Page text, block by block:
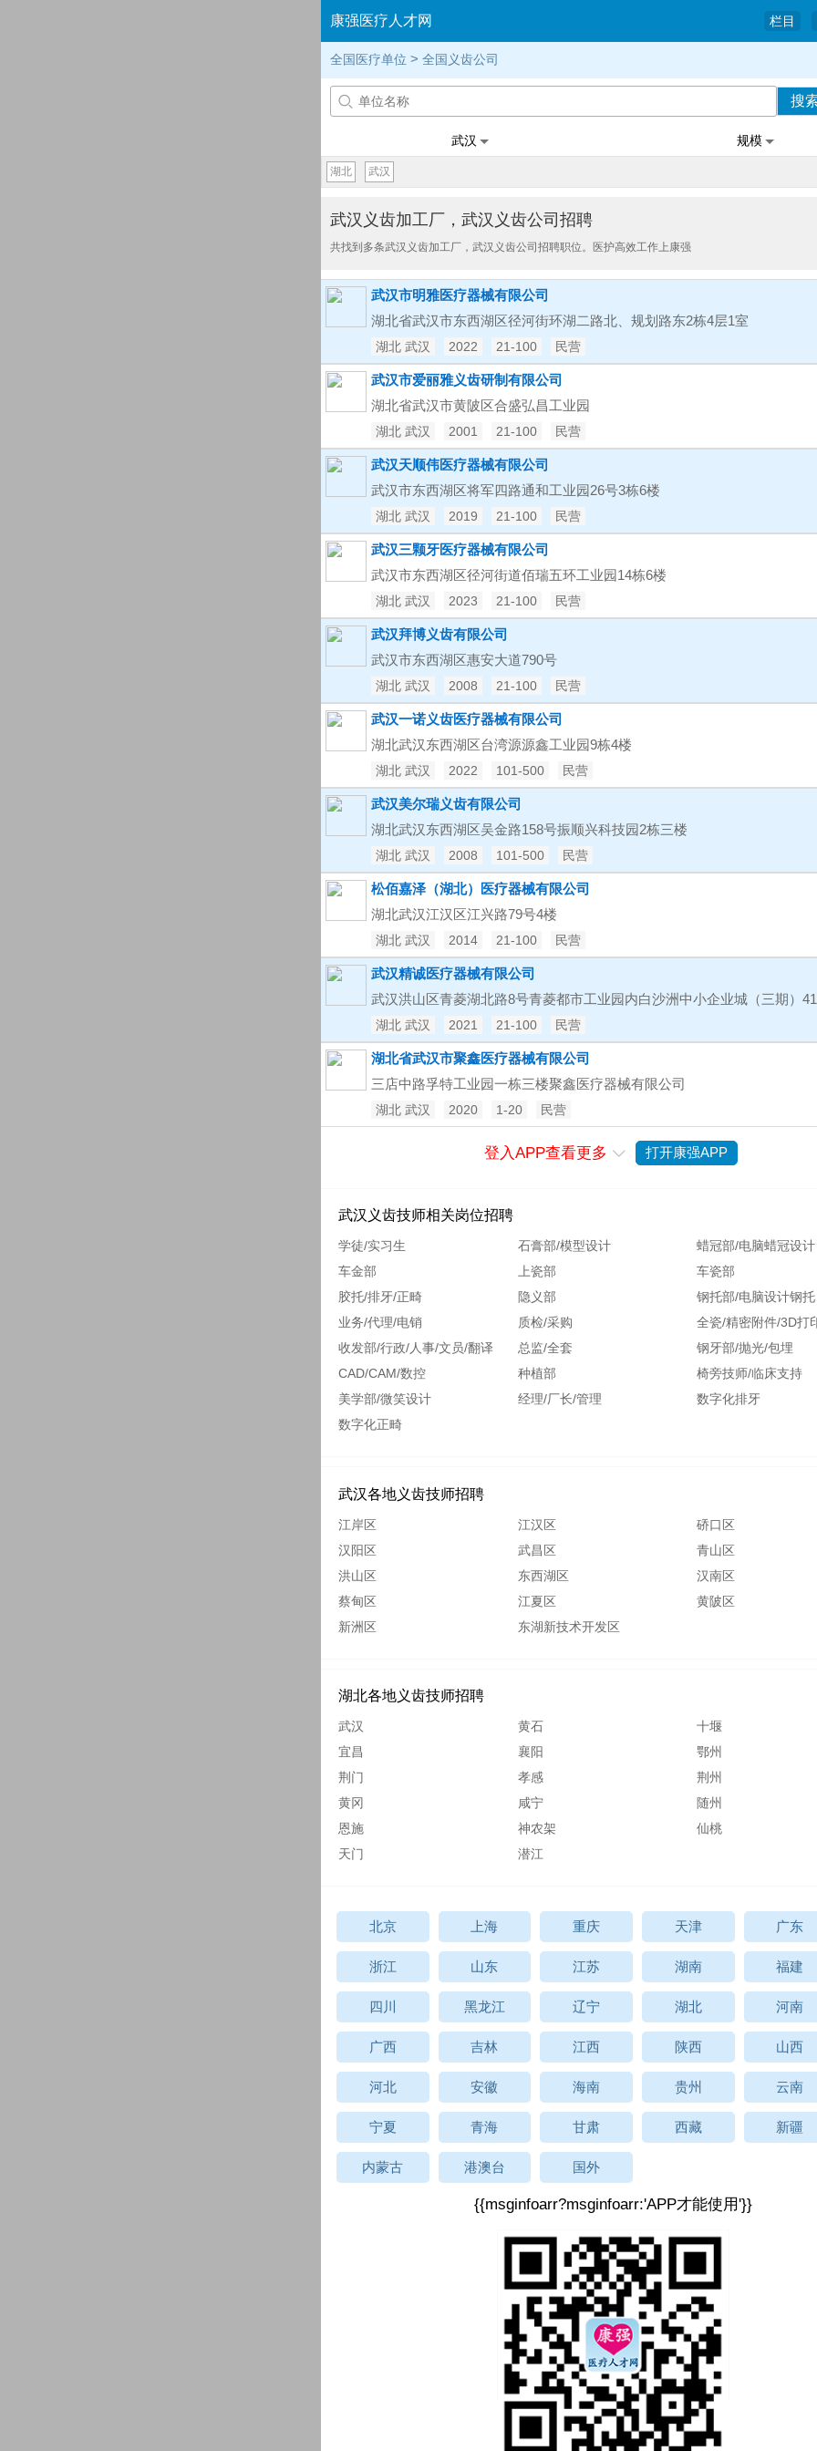
康强医疗人才网 栏目
全国医疗单位 > 全国义齿公司
 搜
武汉 规模
湖北 武汉
武汉义齿加工厂，武汉义齿公司招聘
共找到多条武汉义齿加工厂，武汉义齿公司招聘职位。医护高效工作上康强
武汉市明雅医疗器械有限公司
湖北省武汉市东西湖区径河街环湖二路北、规划路东2栋4层1室
湖北 武汉 2022 21-100 民营
武汉市爱丽雅义齿研制有限公司
湖北省武汉市黄陂区合盛弘昌工业园
湖北 武汉 2001 21-100 民营
武汉天顺伟医疗器械有限公司
武汉市东西湖区将军四路通和工业园26号3栋6楼
湖北 武汉 2019 21-100 民营
武汉三颗牙医疗器械有限公司
武汉市东西湖区径河街道佰瑞五环工业园14栋6楼
湖北 武汉 2023 21-100 民营
武汉拜博义齿有限公司
武汉市东西湖区惠安大道790号
湖北 武汉 2008 21-100 民营
武汉一诺义齿医疗器械有限公司
湖北武汉东西湖区台湾源源鑫工业园9栋4楼
湖北 武汉 2022 101-500 民营
武汉美尔瑞义齿有限公司
湖北武汉东西湖区吴金路158号振顺兴科技园2栋三楼
湖北 武汉 2008 101-500 民营
松佰嘉泽（湖北）医疗器械有限公司
湖北武汉江汉区江兴路79号4楼
湖北 武汉 2014 21-100 民营
武汉精诚医疗器械有限公司
武汉洪山区青菱湖北路8号青菱都市工业园内白沙洲中小企业城（三期）
湖北 武汉 2021 21-100 民营
湖北省武汉市聚鑫医疗器械有限公司
三店中路孚特工业园一栋三楼聚鑫医疗器械有限公司
湖北 武汉 2020 1-20 民营
登入APP查看更多  打开康强APP
武汉义齿技师相关岗位招聘
学徒/实习生 石膏部/模型设计
蜡冠部/电脑蜡冠设计
车金部
上瓷部
车瓷部
胶托/排牙/正畸
隐义部
钢托部/电脑设计钢托
业务/代理/电销
质检/采购
全瓷/精密附件/3D打
收发部/行政/人事/文员/翻译
总监/全套
钢牙部/抛光/包埋
CAD/CAM/数控
种植部
椅旁技师/临床支持
美学部/微笑设计
经理/厂长/管理
数字化排牙
数字化正畸
武汉各地义齿技师招聘
江岸区 江汉区
硚口区
汉阳区
武昌区
青山区
洪山区
东西湖区
汉南区
蔡甸区
江夏区
黄陂区
新洲区
东湖新技术开发区
湖北各地义齿技师招聘
武汉 黄石
十堰
宜昌
襄阳
鄂州
荆门
孝感
荆州
黄冈
咸宁
随州
恩施
神农架
仙桃
天门
潜江
北京 上海 重庆 天津 广东
浙江 山东 江苏 湖南 福建
四川 黑龙江 辽宁 湖北 河南
广西 吉林 江西 陕西 山西
河北 安徽 海南 贵州 云南
宁夏 青海 甘肃 西藏 新疆
内蒙古 港澳台 国外
{{msginfoarr?msginfoarr:'APP才能使用'}}